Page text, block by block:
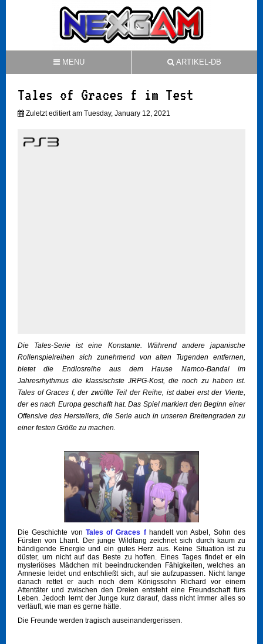
MENU ARTIKEL-DB
Tales of Graces f im Test
Zuletzt editiert am Tuesday, January 12, 2021
Die Tales-Serie ist eine Konstante. Während andere japanische
Rollenspielreihen sich zunehmend von alten Tugenden entfernen,
bietet die Endlosreihe aus dem Hause Namco-Bandai im
Jahresrhythmus die klassischste JRPG-Kost, die noch zu haben ist.
Tales of Graces f, der zwölfte Teil der Reihe, ist dabei erst der Vierte,
der es nach Europa geschafft hat. Das Spiel markiert den Beginn einer
Offensive des Herstellers, die Serie auch in unseren Breitengraden zu
einer festen Größe zu machen.
Die Geschichte von Tales of Graces fhandelt von Asbel, Sohn des
Fürsten von Lhant. Der junge Wildfang zeichnet sich durch kaum zu
bändigende Energie und ein gutes Herz aus. Keine Situation ist zu
düster, um nicht auf das Beste zu hoffen. Eines Tages findet er ein
mysteriöses Mädchen mit beeindruckenden Fähigkeiten, welches an
Amnesie leidet und entschließt sich, auf sie aufzupassen. Nicht lange
danach rettet er auch noch dem Königssohn Richard vor einem
Attentäter und zwischen den Dreien entsteht eine Freundschaft fürs
Leben. Jedoch lernt der Junge kurz darauf, dass nicht immer alles so
verläuft, wie man es gerne hätte.
Die Freunde werden tragisch auseinandergerissen.